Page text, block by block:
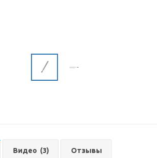
Видео (3) Отзывы